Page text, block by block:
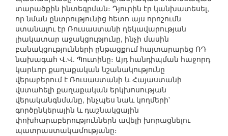
տարածքին ինտեգրման։ Դյուրին էր կանխատեսել,
որ նման ընտրությունից հետո այս որոշումն
ստանալու էր Ռուսաստանի ղեկավարության
լիակատար աջակցությունը, ինչի մասին
բանակցությունների ընթացքում հայտարարեց ՌԴ
նախագահ Վ.Վ. Պուտինը։ Այդ հանդիպման հաջորդ
կարևոր քաղաքական նշանակությունը
վերաբերում է Ռուսաստանի և Հայաստանի
վստահելի քաղաքական երկխոսության
վերականգնմանը, ինչպես նաև կողմերի՝
գործընկերային և դաշնակցային
փոխհարաբերություններն ավելի խորացնելու
պատրաստակամությանը։